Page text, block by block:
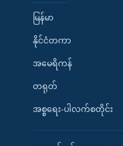
မြန်မာ
နိုင်ငံတကာ
အမေရိကန်
တရုတ်
အစ္စရေး-ပါလက်စတိုင်း